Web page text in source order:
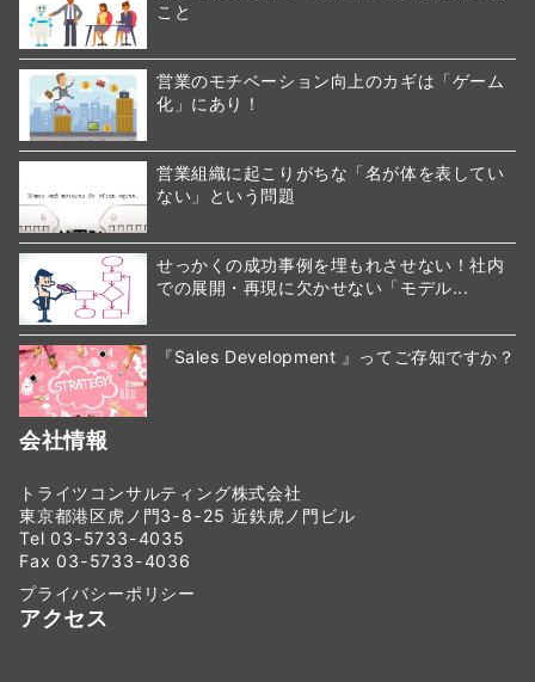
こと
営業のモチベーション向上のカギは「ゲーム
化」にあり！
営業組織に起こりがちな「名が体を表してい
ない」という問題
せっかくの成功事例を埋もれさせない！社内
での展開・再現に欠かせない「モデル...
『Sales Development 』ってご存知ですか？
会社情報
トライツコンサルティング株式会社
東京都港区虎ノ門3-8-25 近鉄虎ノ門ビル
Tel 03-5733-4035
Fax 03-5733-4036
プライバシーポリシー
アクセス